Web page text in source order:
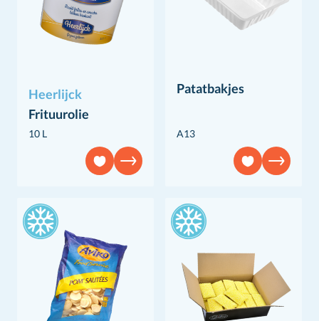
Heerlijck
Frituurolie
10 L
Patatbakjes
A13